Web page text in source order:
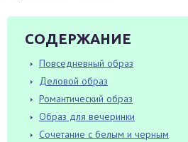
СОДЕРЖАНИЕ
Повседневный образ
Деловой образ
Романтический образ
Образ для вечеринки
Сочетание с белым и черным